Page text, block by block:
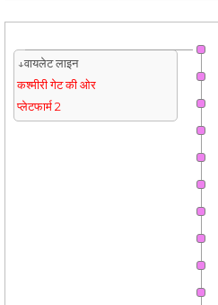
↓वायलेट लाइन
कश्मीरी गेट की ओर
प्लेटफार्म 2